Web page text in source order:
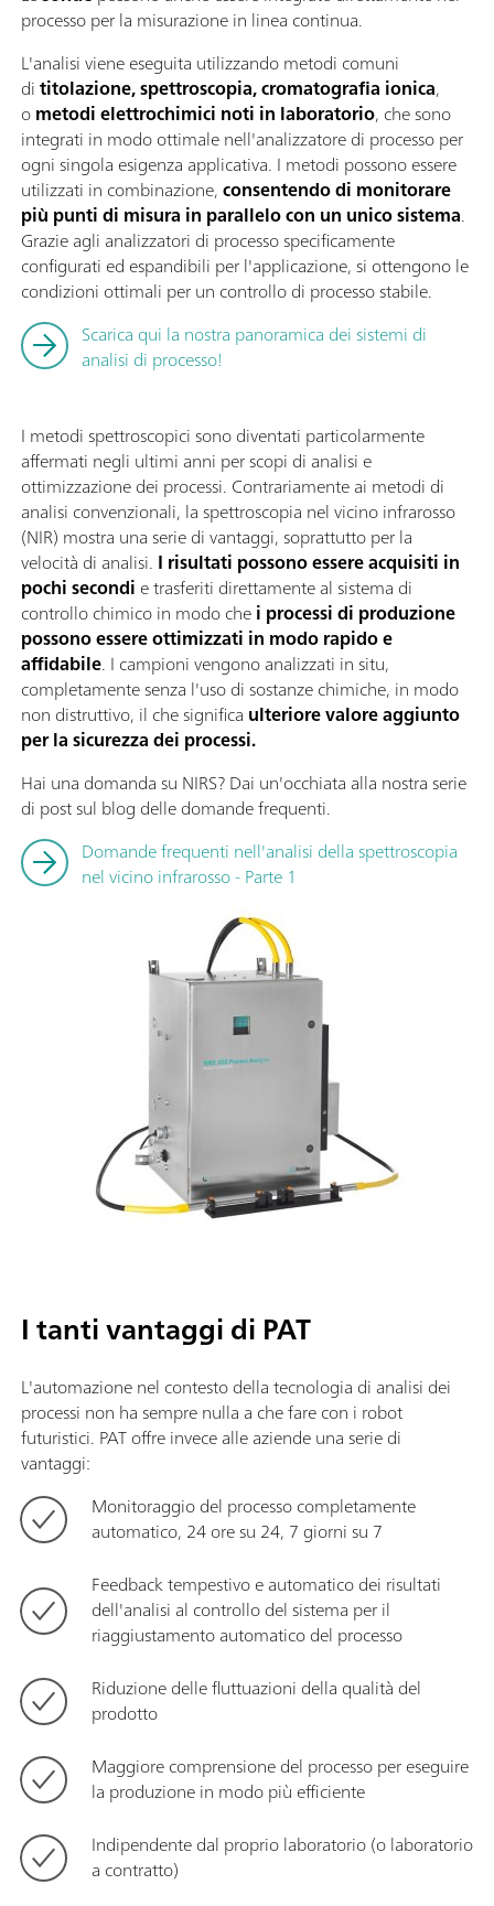
processo per la misurazione in linea continua.
L'analisi viene eseguita utilizzando metodi comuni
dititolazione, spettroscopia, cromatografia ionica,
ometodi elettrochimici noti in laboratorio, che sono
integrati in modo ottimale nell'analizzatore di processo per
ogni singola esigenza applicativa. I metodi possono essere
utilizzati in combinazione,consentendo di monitorare
più punti di misura in parallelo con un unico sistema.
Grazie agli analizzatori di processo specificamente
configurati ed espandibili per l'applicazione, si ottengono le
condizioni ottimali per un controllo di processo stabile.
Scarica qui la nostra panoramica dei sistemi di
analisi di processo!
I metodi spettroscopici sono diventati particolarmente
affermati negli ultimi anni per scopi di analisi e
ottimizzazione dei processi. Contrariamente ai metodi di
analisi convenzionali, la spettroscopia nel vicino infrarosso
(NIR) mostra una serie di vantaggi, soprattutto per la
velocità di analisi. I risultati possono essere acquisiti in
pochi secondi e trasferiti direttamente al sistema di
controllo chimico in modo chei processi di produzione
possono essere ottimizzati in modo rapido e
affidabile. I campioni vengono analizzati in situ,
completamente senza l'uso di sostanze chimiche, in modo
non distruttivo, il che significa ulteriore valore aggiunto
per la sicurezza dei processi.
Hai una domanda su NIRS? Dai un'occhiata alla nostra serie
di post sul blog delle domande frequenti.
Domande frequenti nell'analisi della spettroscopia
nel vicino infrarosso - Parte 1
I tanti vantaggi di PAT
L'automazione nel contesto della tecnologia di analisi dei
processi non ha sempre nulla a che fare con i robot
futuristici. PAT offre invece alle aziende una serie di
vantaggi:
Monitoraggio del processo completamente
automatico, 24 ore su 24, 7 giorni su 7
Feedback tempestivo e automatico dei risultati
dell'analisi al controllo del sistema per il
riaggiustamento automatico del processo
Riduzione delle fluttuazioni della qualità del
prodotto
Maggiore comprensione del processo per eseguire
la produzione in modo più efficiente
Indipendente dal proprio laboratorio (o laboratorio
a contratto)